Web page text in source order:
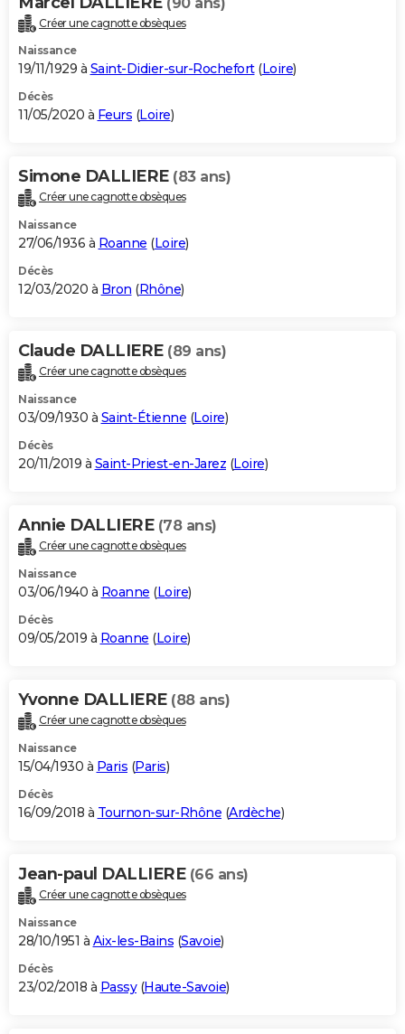
Créer une cagnotte obsèques
Naissance
19/11/1929 à Saint-Didier-sur-Rochefort(Loire)
Décès
11/05/2020 à Feurs (Loire)
Simone DALLIERE (83 ans)
Créer une cagnotte obsèques
Naissance
27/06/1936 à Roanne (Loire)
Décès
12/03/2020 à Bron (Rhône)
Claude DALLIERE (89 ans)
Créer une cagnotte obsèques
Naissance
03/09/1930 à Saint-Étienne (Loire)
Décès
20/11/2019 à Saint-Priest-en-Jarez (Loire)
Annie DALLIERE (78 ans)
Créer une cagnotte obsèques
Naissance
03/06/1940 à Roanne (Loire)
Décès
09/05/2019 à Roanne (Loire)
Yvonne DALLIERE (88 ans)
Créer une cagnotte obsèques
Naissance
15/04/1930 à Paris (Paris)
Décès
16/09/2018 à Tournon-sur-Rhône (Ardèche)
Jean-paul DALLIERE (66 ans)
Créer une cagnotte obsèques
Naissance
28/10/1951 à Aix-les-Bains (Savoie)
Décès
23/02/2018 à Passy(Haute-Savoie)